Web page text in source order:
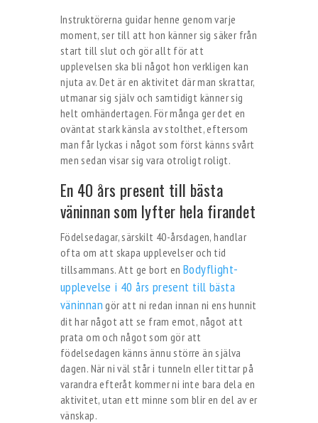
Instruktörerna guidar henne genom varje
moment, ser till att hon känner sig säker från
start till slut och gör allt för att
upplevelsen ska bli något hon verkligen kan
njuta av. Det är en aktivitet där man skrattar,
utmanar sig själv och samtidigt känner sig
helt omhändertagen. För många ger det en
oväntat stark känsla av stolthet, eftersom
man får lyckas i något som först känns svårt
men sedan visar sig vara otroligt roligt.
En 40 års present till bästa
väninnan som lyfter hela firandet
Födelsedagar, särskilt 40-årsdagen, handlar
ofta om att skapa upplevelser och tid
tillsammans. Att ge bort en Bodyflight-
upplevelse i 40 års present till bästa
väninnan gör att ni redan innan ni ens hunnit
dit har något att se fram emot, något att
prata om och något som gör att
födelsedagen känns ännu större än själva
dagen. När ni väl står i tunneln eller tittar på
varandra efteråt kommer ni inte bara dela en
aktivitet, utan ett minne som blir en del av er
vänskap.